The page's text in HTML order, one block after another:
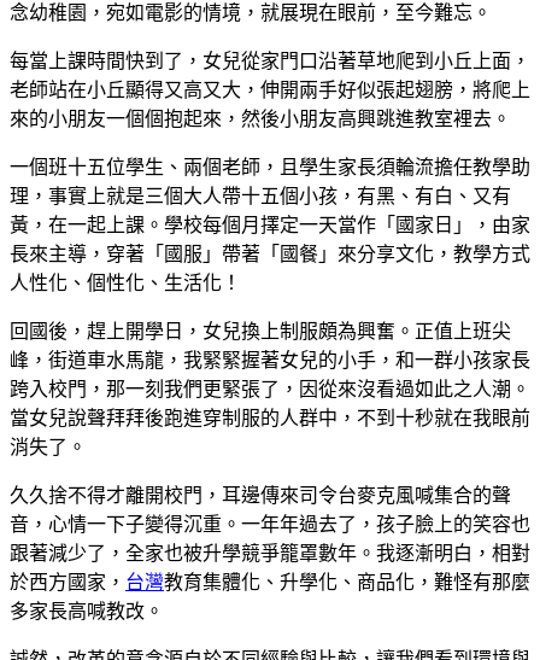
念幼稚園，宛如電影的情境，就展現在眼前，至今難忘。
每當上課時間快到了，女兒從家門口沿著草地爬到小丘上面，
老師站在小丘顯得又高又大，伸開兩手好似張起翅膀，將爬上
來的小朋友一個個抱起來，然後小朋友高興跳進教室裡去。
一個班十五位學生、兩個老師，且學生家長須輪流擔任教學助
理，事實上就是三個大人帶十五個小孩，有黑、有白、又有
黃，在一起上課。學校每個月擇定一天當作「國家日」，由家
長來主導，穿著「國服」帶著「國餐」來分享文化，教學方式
人性化、個性化、生活化！
回國後，趕上開學日，女兒換上制服頗為興奮。正值上班尖
峰，街道車水馬龍，我緊緊握著女兒的小手，和一群小孩家長
跨入校門，那一刻我們更緊張了，因從來沒看過如此之人潮。
當女兒說聲拜拜後跑進穿制服的人群中，不到十秒就在我眼前
消失了。
久久捨不得才離開校門，耳邊傳來司令台麥克風喊集合的聲
音，心情一下子變得沉重。一年年過去了，孩子臉上的笑容也
跟著減少了，全家也被升學競爭籠罩數年。我逐漸明白，相對
於西方國家， 台灣教育集體化、升學化、商品化，難怪有那麼
多家長高喊教改。